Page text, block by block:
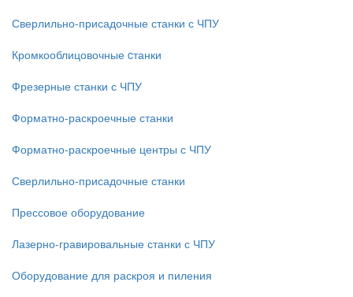
Сверлильно-присадочные станки с ЧПУ
Кромкооблицовочные cтанки
Фрезерные станки с ЧПУ
Форматно-раскроечные станки
Форматно-раскроечные центры с ЧПУ
Сверлильно-присадочные станки
Прессовое оборудование
Лазерно-гравировальные станки с ЧПУ
Оборудование для раскроя и пиления